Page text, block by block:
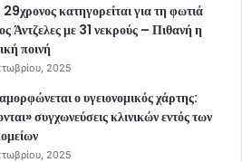
κατηγορείται για τη φωτιά
Άντζελες με 31 νεκρούς – Πιθανή η
ποινή
2025
ο υγειονομικός χάρτης:
συγχωνεύσεις κλινικών εντός των
2025